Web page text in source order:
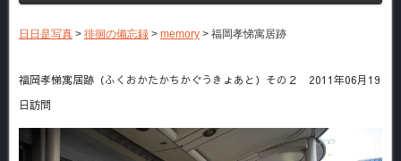
日日是写真 > 徘徊の備忘録 > memory > 福岡孝悌寓居跡
福岡孝悌寓居跡（ふくおかたかちかぐうきょあと）その２ 2011年06月19
日訪問